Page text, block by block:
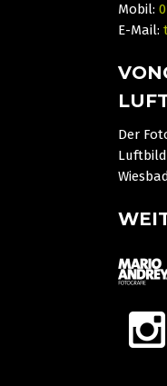
Mobil:
E-Mail:
Der